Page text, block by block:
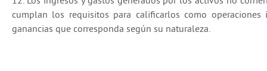
cumplan los requisitos para calificarlos como
ganancias que corresponda según su naturaleza.